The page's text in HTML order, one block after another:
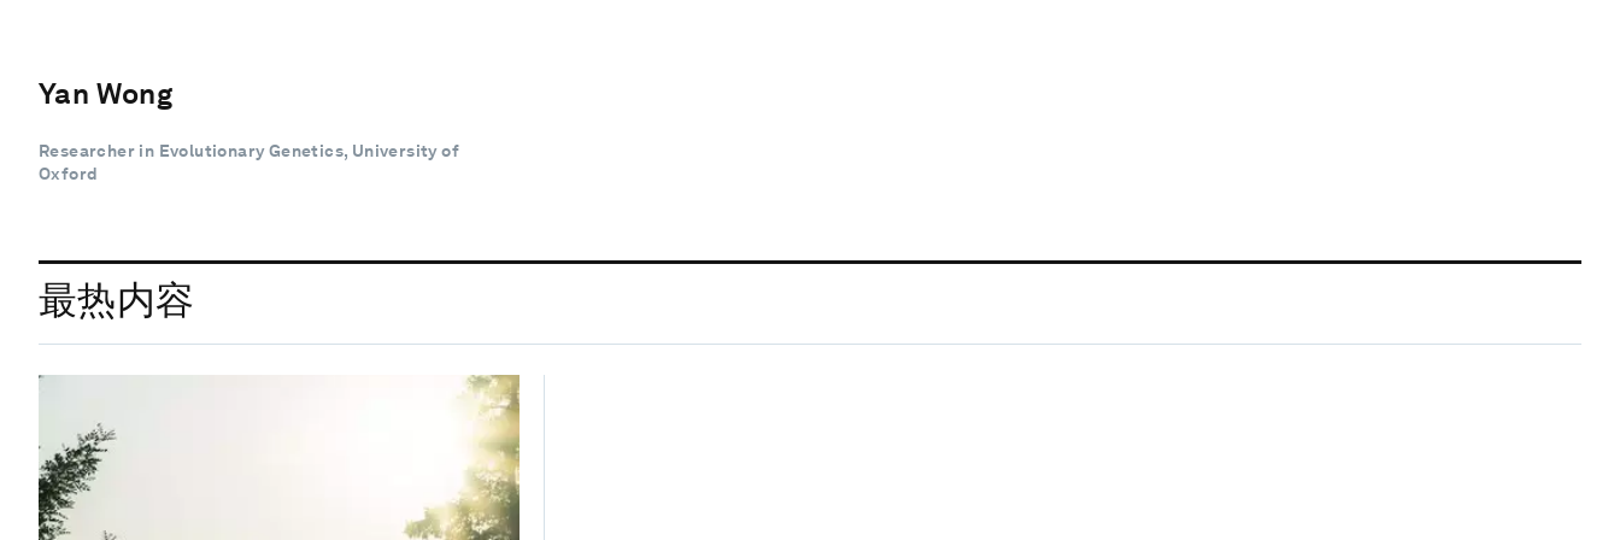
Yan Wong
Researcher in Evolutionary Genetics, University of
Oxford
最热内容